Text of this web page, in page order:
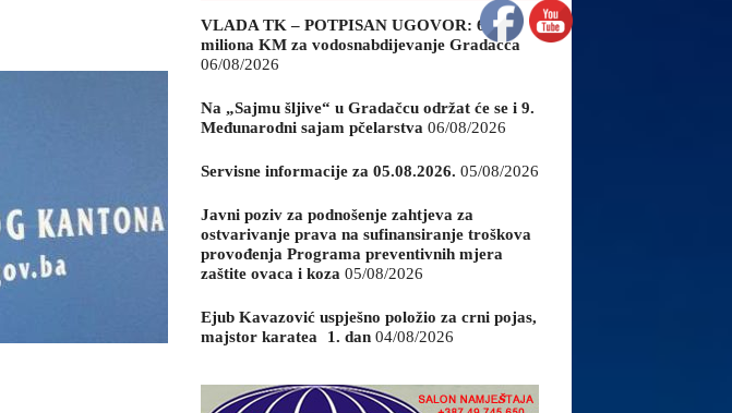
VLADA TK – POTPISAN UGOVOR: 6,9
miliona KM za vodosnabdijevanje Gradačca
06/08/2026
Na „Sajmu šljive“ u Gradačcu održat će se i 9.
Međunarodni sajam pčelarstva 06/08/2026
Servisne informacije za 05.08.2026. 05/08/2026
Javni poziv za podnošenje zahtjeva za
ostvarivanje prava na sufinansiranje troškova
provođenja Programa preventivnih mjera
zaštite ovaca i koza 05/08/2026
Ejub Kavazović uspješno položio za crni pojas,
majstor karatea 1. dan 04/08/2026